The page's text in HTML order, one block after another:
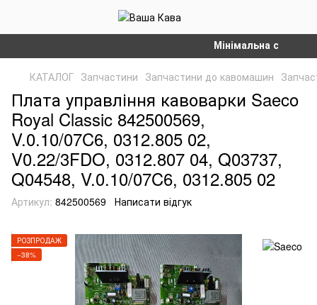
Мінімальна сума
КАТАЛОГ Запчастини Запчастини до кавомашин
Плата управління кавоварки Saeco
Royal Classic 842500569,
V.0.10/07C6, 0312.805 02,
V0.22/3FDO, 0312.807 04, Q03737,
Q04548, V.0.10/07C6, 0312.805 02
Артикул: 842500569 Написати відгук
РОЗПРОДАЖ
−38%